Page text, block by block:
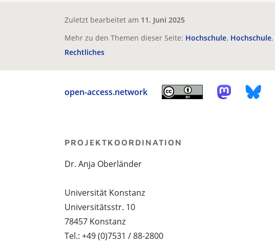
Zuletzt bearbeitet am 11. Juni 2025
Mehr zu den Themen dieser Seite: Hochschule Hochschule
Rechtliches
open-access.network
PROJEKTKOORDINATION
Dr. Anja Oberländer
Universität Konstanz
Universitätsstr. 10
78457 Konstanz
Tel.: +49 (0)7531 / 88-2800